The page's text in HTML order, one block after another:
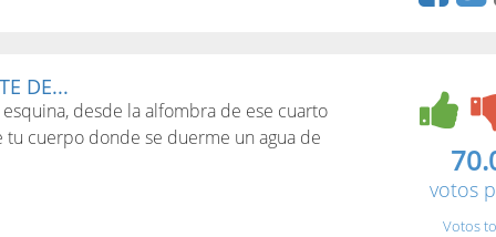
DE...
desde la alfombra de ese cuarto
tu cuerpo donde se duerme un agua de
votos
Votos